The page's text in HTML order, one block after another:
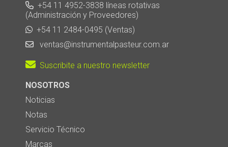
+54 11 4952-3838 líneas rotativas
(Administración y Proveedores)
+54 11 2484-0495 (Ventas)
ventas@instrumentalpasteur.com.ar
Suscribite a nuestro newsletter
NOSOTROS
Noticias
Notas
Servicio Técnico
Marcas